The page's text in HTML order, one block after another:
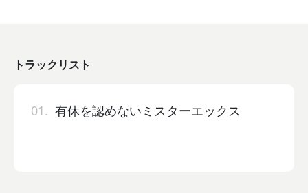
トラックリスト
01. 有休を認めないミスターエックス